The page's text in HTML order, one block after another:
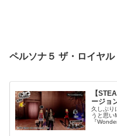
ペルソナ５ ザ・ロイヤル
【
ージョ
久しぶり
うと思い
『